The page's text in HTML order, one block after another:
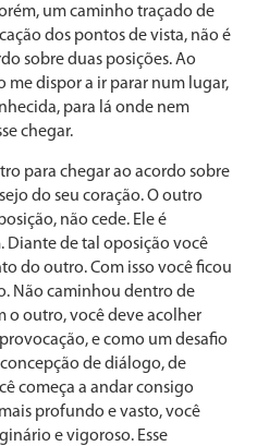
um caminho traçado de
dos pontos de vista, não é
sobre duas posições. Ao
me dispor a ir parar num lugar,
para lá onde nem
chegar.
para chegar ao acordo sobre
do seu coração. O outro
não cede. Ele é
de tal oposição você
do outro. Com isso você ficou
Não caminhou dentro de
o ou­tro, você deve acolher
e como um desafio
de diálogo, de
começa a andar consigo
profundo e vasto, você
e vigoroso. Esse